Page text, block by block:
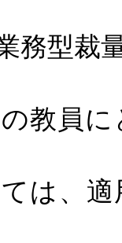
務型裁
教員
は、